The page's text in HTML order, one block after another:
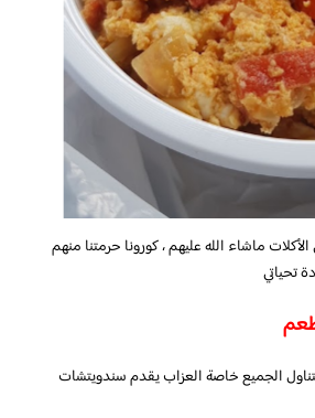
ماشاء الله عليهم ، كورونا حرمتنا منهم
تحياتي
الجميع خاصة العزاب يقدم سندويتشات